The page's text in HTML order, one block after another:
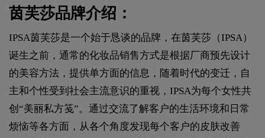
茵芙莎品牌介绍：
IPSA茵芙莎是一个始于恳谈的品牌，在茵芙莎（IPSA）
诞生之前，通常的化妆品销售方式是根据厂商预先设计
的美容方法，提供单方面的信息，随着时代的变迁，自
主和个性受到社会主流意识的重视，IPSA为每个女性共
创“美丽私方笺”。通过交流了解客户的生活环境和日常
烦恼等各方面，从各个角度发现每个客户的皮肤改善